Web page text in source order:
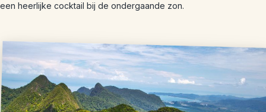
een heerlijke cocktail bij de ondergaande zon.